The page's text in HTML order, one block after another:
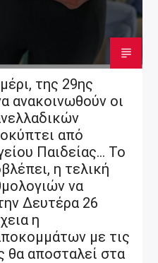
της 29ης
ανακοινωθούν οι
από
Παιδείας… Το
η τελική
να
Δευτέρα 26
η
με τις
θα αποσταλεί στα